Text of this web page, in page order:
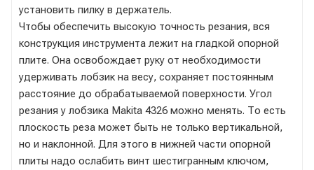
установить пилку в держатель.
Чтобы обеспечить высокую точность резания, вся
конструкция инструмента лежит на гладкой опорной
плите. Она освобождает руку от необходимости
удерживать лобзик на весу, сохраняет постоянным
расстояние до обрабатываемой поверхности. Угол
резания у лобзика Makita 4326 можно менять. То есть
плоскость реза может быть не только вертикальной,
но и наклонной. Для этого в нижней части опорной
плиты надо ослабить винт шестигранным ключом,